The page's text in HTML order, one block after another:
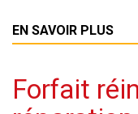
EN SAVOIR PLUS
Forfait